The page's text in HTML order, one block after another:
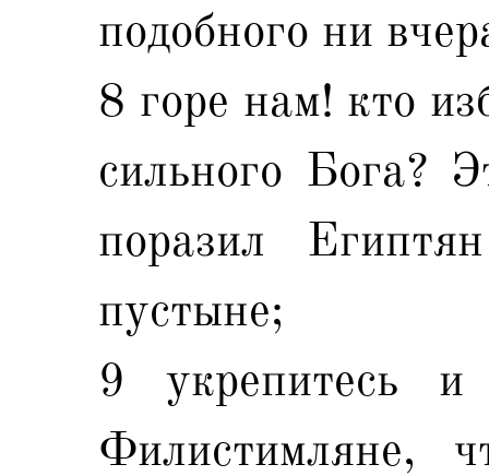
подобного ни
8 горе нам! кто
сильного Бога?
поразил
пустыне;
9 укрепитесь и
Филистимляне,